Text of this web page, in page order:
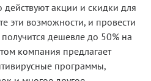
акции и скидки для
эти возможности, и провести
дешевле до 50% на
компания предлагает
программы,